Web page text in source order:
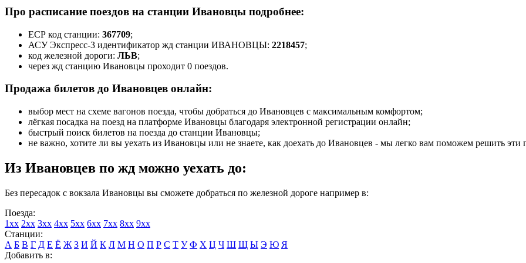
Про расписание поездов на станции Ивановцы подробнее:
ЕСР код станции: 367709;
АСУ Экспресс-3 идентификатор жд станции ИВАНОВЦЫ: 2218457;
код железной дороги: ЛЬВ;
через жд станцию Ивановцы проходит 0 поездов.
Продажа билетов до Ивановцев онлайн:
выбор мест на схеме вагонов поезда, чтобы добраться до Ивановцев с максимальным комфортом;
лёгкая посадка на поезд на платформе Ивановцы благодаря электронной регистрации онлайн;
быстрый поиск билетов на поезда до станции Ивановцы;
не важно, хотите ли вы уехать из Ивановцы или не знаете, как доехать до Ивановцев - мы легко вам поможем решить эти
Из Ивановцев по жд можно уехать до:
Без пересадок с вокзала Ивановцы вы сможете добраться по железной дороге например в:
Поезда:
1xx 2xx 3xx 4xx 5xx 6xx 7xx 8xx 9xx
Станции:
А Б В Г Д Е Ё Ж З И Й К Л М Н О П Р С Т У Ф Х Ц Ч Ш Щ Ы Э Ю Я
Добавить в: